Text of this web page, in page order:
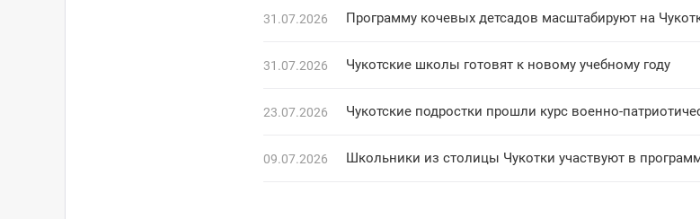
31.07.2026 Программу кочевых детсадов масштабируют на
31.07.2026 Чукотские школы готовят к новому учебному году
23.07.2026 Чукотские подростки прошли курс военно-
09.07.2026 Школьники из столицы Чукотки участвуют в